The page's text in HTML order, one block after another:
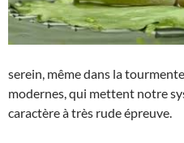
serein, même dans la
modernes, qui mettent notre
caractère à très rude épreuve.